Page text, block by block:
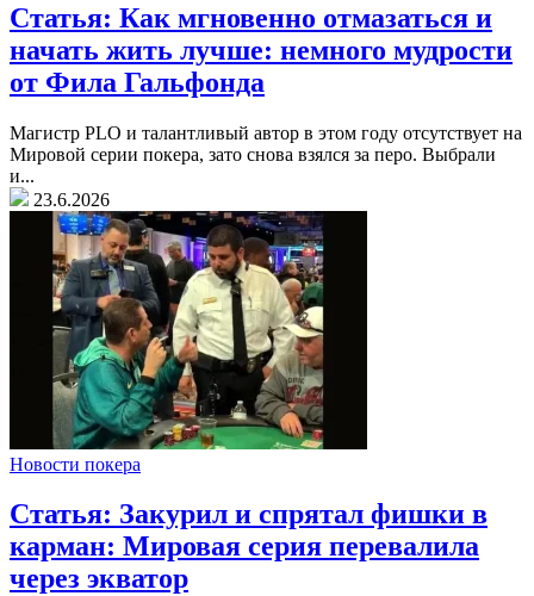
Статья: Как мгновенно отмазаться и
начать жить лучше: немного мудрости
от Фила Гальфонда
Магистр PLO и талантливый автор в этом году отсутствует на
Мировой серии покера, зато снова взялся за перо. Выбрали
и...
23.6.2026
Новости покера
Статья: Закурил и спрятал фишки в
карман: Мировая серия перевалила
через экватор